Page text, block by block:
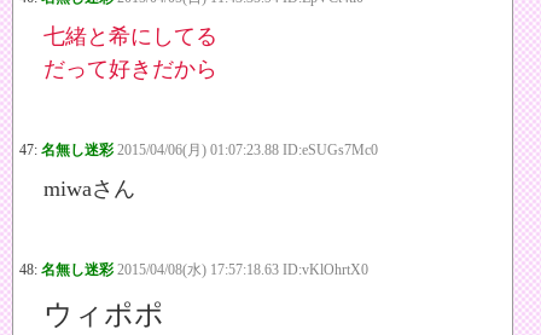
七緒と希にしてる
だって好きだから
47: 名無し迷彩 2015/04/06(月) 01:07:23.88 ID:eSUGs7Mc0
miwaさん
48: 名無し迷彩 2015/04/08(水) 17:57:18.63 ID:vKlOhrtX0
ウィポポ